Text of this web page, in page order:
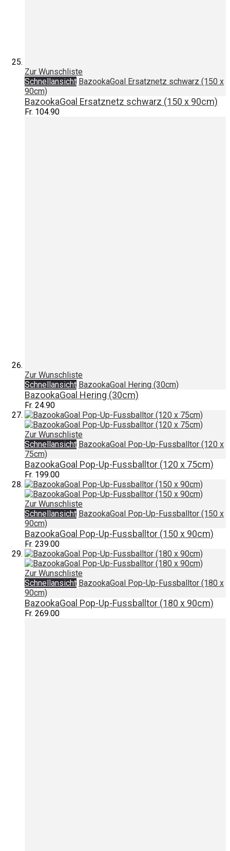
Zur Wunschliste
Schnellansicht BazookaGoal Ersatznetz schwarz (150 x
90cm)
BazookaGoal Ersatznetz schwarz (150 x 90cm)
Fr. 104.90
Zur Wunschliste
Schnellansicht BazookaGoal Hering (30cm)
BazookaGoal Hering (30cm)
Fr. 24.90
Zur Wunschliste
Schnellansicht BazookaGoal Pop-Up-Fussballtor (120 x
75cm)
BazookaGoal Pop-Up-Fussballtor (120 x 75cm)
Fr. 199.00
Zur Wunschliste
Schnellansicht BazookaGoal Pop-Up-Fussballtor (150 x
90cm)
BazookaGoal Pop-Up-Fussballtor (150 x 90cm)
Fr. 239.00
Zur Wunschliste
Schnellansicht BazookaGoal Pop-Up-Fussballtor (180 x
90cm)
BazookaGoal Pop-Up-Fussballtor (180 x 90cm)
Fr. 269.00